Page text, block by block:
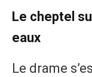
​Le cheptel
eaux
​Le drame